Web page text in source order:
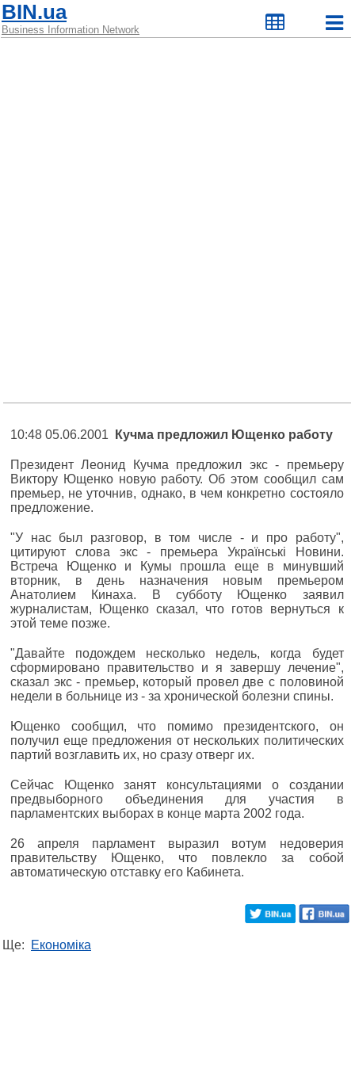
BIN.ua
Business Information Network
10:48 05.06.2001 Кучма предложил Ющенко работу
Президент Леонид Кучма предложил экс - премьеру
Виктору Ющенко новую работу. Об этом сообщил сам
премьер, не уточнив, однако, в чем конкретно состояло
предложение.
"У нас был разговор, в том числе - и про работу",
цитируют слова экс - премьера Українські Новини.
Встреча Ющенко и Кумы прошла еще в минувший
вторник, в день назначения новым премьером
Анатолием Кинаха. В субботу Ющенко заявил
журналистам, Ющенко сказал, что готов вернуться к
этой теме позже.
"Давайте подождем несколько недель, когда будет
сформировано правительство и я завершу лечение",
сказал экс - премьер, который провел две с половиной
недели в больнице из - за хронической болезни спины.
Ющенко сообщил, что помимо президентского, он
получил еще предложения от нескольких политических
партий возглавить их, но сразу отверг их.
Сейчас Ющенко занят консультациями о создании
предвыборного объединения для участия в
парламентских выборах в конце марта 2002 года.
26 апреля парламент выразил вотум недоверия
правительству Ющенко, что повлекло за собой
автоматическую отставку его Кабинета.
Ще: Економіка